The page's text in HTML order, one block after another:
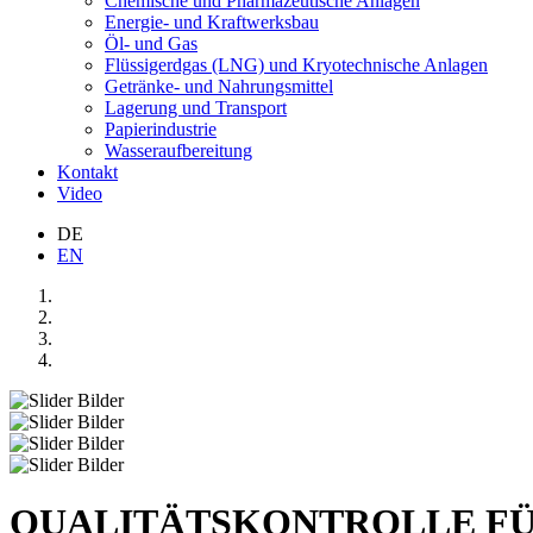
Energie- und Kraftwerksbau
Öl- und Gas
Flüssigerdgas (LNG) und Kryotechnische Anlagen
Getränke- und Nahrungsmittel
Lagerung und Transport
Papierindustrie
Wasseraufbereitung
Kontakt
Video
DE
EN
QUALITÄTSKONTROLLE